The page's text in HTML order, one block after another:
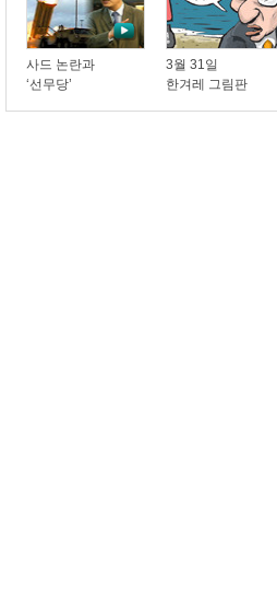
사드 논란과
‘선무당’
3월 31일
한겨레 그림판